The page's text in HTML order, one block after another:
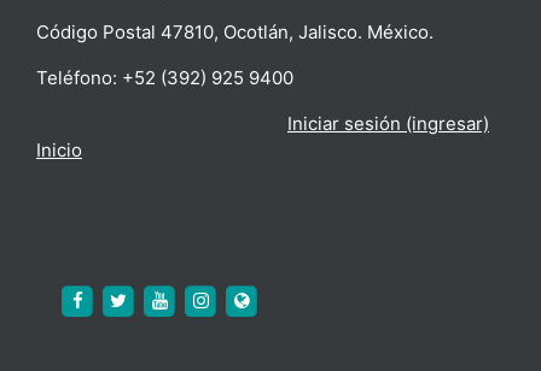
Código Postal 47810, Ocotlán, Jalisco. México.
Teléfono: +52 (392) 925 9400
Iniciar sesión (ingresar)
Inicio
https://www.facebook.com/cucienega.oficial
https://twitter.com/cuci_oficial
https://www.youtube.com/c/
http://www.instagram.com/cuci_udeg